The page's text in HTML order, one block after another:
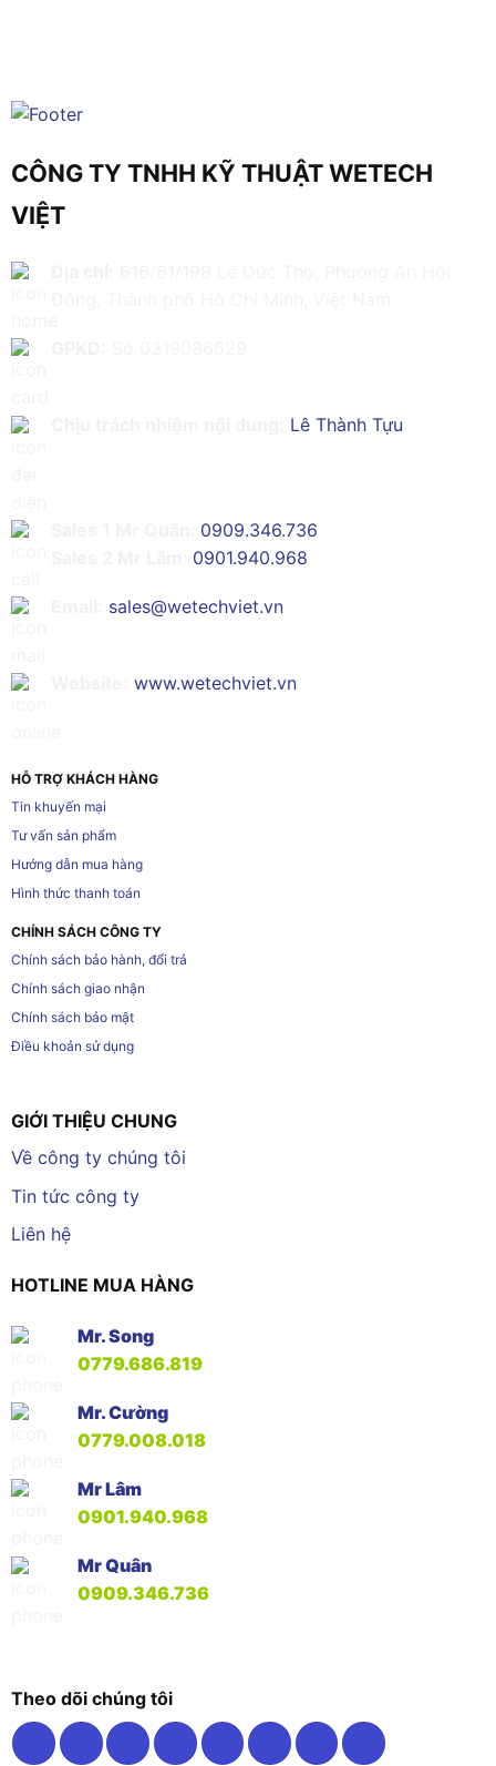
CÔNG TY TNHH KỸ THUẬT WETECH
VIỆT
Lê Thành Tựu
0909.346.736
0901.940.968
sales@wetechviet.vn
www.wetechviet.vn
HỖ TRỢ KHÁCH HÀNG
Tin khuyến mại
Tư vấn sản phẩm
Hướng dẫn mua hàng
Hình thức thanh toán
CHÍNH SÁCH CÔNG TY
Chính sách bảo hành, đổi trả
Chính sách giao nhận
Chính sách bảo mật
Điều khoản sử dụng
GIỚI THIỆU CHUNG
Về công ty chúng tôi
Tin tức công ty
Liên hệ
HOTLINE MUA HÀNG
Mr. Song
0779.686.819
Mr. Cường
0779.008.018
Mr Lâm
0901.940.968
Mr Quân
0909.346.736
Theo dõi chúng tôi